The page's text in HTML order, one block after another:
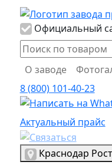
Логотип Propress
Официальный
О заводе
8 (800) 101-40-23
Актуальный прайс
Актуальный прайс
Выбрать город
Краснодар